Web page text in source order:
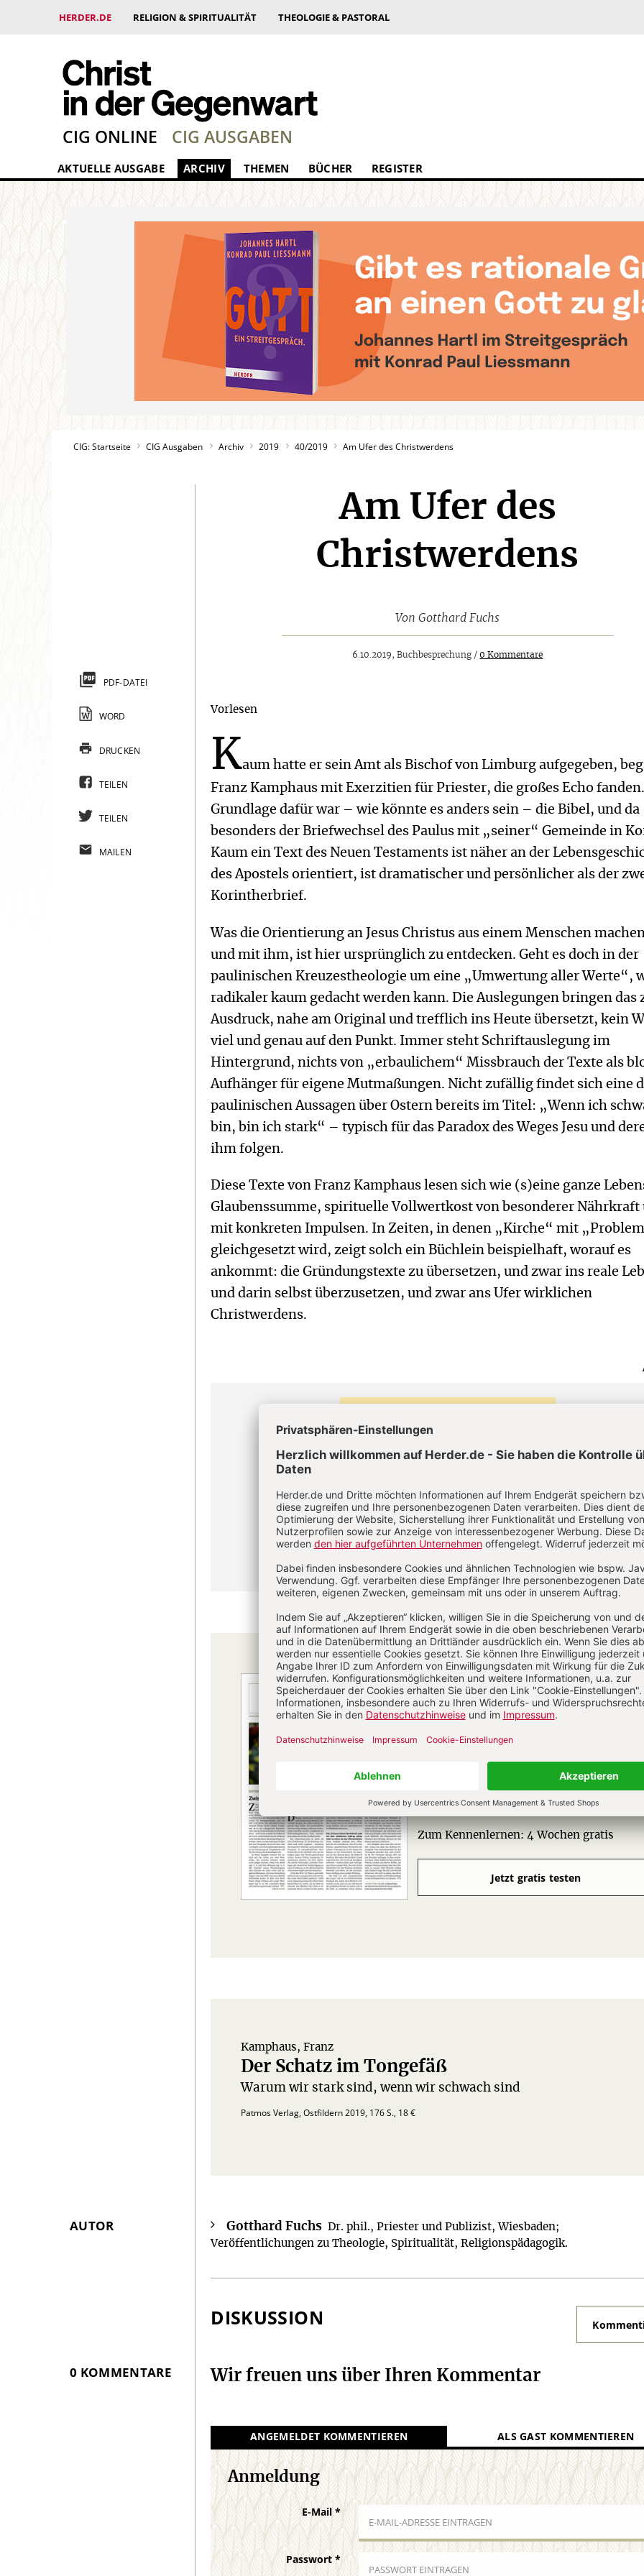
HERDER.DE RELIGION & SPIRITUALITÄT THEOLOGIE & PASTORAL
CIG ONLINE CIG AUSGABEN
AKTUELLE AUSGABE ARCHIV THEMEN BÜCHER REGISTER
CIG: Startseite CIG Ausgaben Archiv 2019 40/2019 Am Ufer des Christwerdens
Am Ufer des
Christwerdens
VonGotthard Fuchs
6.10.2019, Buch­besprechung /0 Kommentare
Vorlesen
Kaum hatte er sein Amt als Bischof von Limburg aufgegeben,
Franz Kamphaus mit Exerzitien für Priester, die großes Echo
Grundlage dafür war – wie könnte es anders sein – die Bibel, und da
besonders der Briefwechsel des Paulus mit „seiner“ Gemeinde in
Kaum ein Text des Neuen Testaments ist näher an der
des Apostels orientiert, ist dramatischer und persönlicher als der
Korintherbrief.
Was die Orientierung an Jesus Christus aus einem Menschen
und mit ihm, ist hier ursprünglich zu entdecken. Geht es doch in der
paulinischen Kreuzestheologie um eine „Umwertung aller Werte“,
radikaler kaum gedacht werden kann. Die Auslegungen bringen das
Ausdruck, nahe am Original und trefflich ins Heute übersetzt, kein
viel und genau auf den Punkt. Immer steht Schriftauslegung im
Hintergrund, nichts von „erbaulichem“ Missbrauch der Texte als
Aufhänger für eigene Mutmaßungen. Nicht zufällig findet sich eine
paulinischen Aussagen über Ostern bereits im Titel: „Wenn ich
bin, bin ich stark“ – typisch für das Paradox des Weges Jesu und
ihm folgen.
Diese Texte von Franz Kamphaus lesen sich wie (s)eine ganze
Glaubenssumme, spirituelle Vollwertkost von besonderer Nährkraft
mit konkreten Impulsen. In Zeiten, in denen „Kirche“ mit
gleichgesetzt wird, zeigt solch ein Büchlein beispielhaft, worauf es
ankommt: die Gründungstexte zu übersetzen, und zwar ins reale
und darin selbst überzusetzen, und zwar ans Ufer wirklichen
Christwerdens.
CHRIST IN DER GEGENWART IM ABO
Unsere Wochenzeitschrift bietet Ihnen
Nachrichten und Berichte über aktuelle
Analysen geistiger, politischer und
religiöser Entwicklungen sowie
für ein modernes christliches Leben.
Zum Kennenlernen: 4 Wochen gratis
Jetzt gratis testen
Kamphaus, Franz
Der Schatz im Tongefäß
.
Warum wir stark sind, wenn wir schwach sind
Patmos Verlag, Ostfildern 2019, 176 S., 18 €
PDF-DATEI
WORD
DRUCKEN
TEILEN
TEILEN
MAILEN
Überschrift
AUTOR Gotthard Fuchs Dr. phil., Priester und Publizist, Wiesbaden;
Veröffentlichungen zu Theologie, Spiritualität, Religionspädagogik.
DISKUSSION
0 KOMMENTARE Wir freuen uns über Ihren Kommentar
ANGEMELDET KOMMENTIEREN ALS GAST KOMMENTIEREN
Anmeldung
E-Mail *
Passwort*